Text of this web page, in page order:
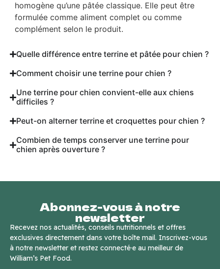
homogène qu’une pâtée classique. Elle peut être
formulée comme aliment complet ou comme
complément selon le produit.
Quelle différence entre terrine et pâtée pour chien ?
Comment choisir une terrine pour chien ?
Une terrine pour chien convient-elle aux chiens
difficiles ?
Peut-on alterner terrine et croquettes pour chien ?
Combien de temps conserver une terrine pour
chien après ouverture ?
Abonnez-vous à notre
newsletter
Recevez nos actualités, conseils nutritionnels et offres
exclusives directement dans votre boîte mail. Inscrivez-vous
à notre newsletter et restez connecté·e au meilleur de
William’s Pet Food.